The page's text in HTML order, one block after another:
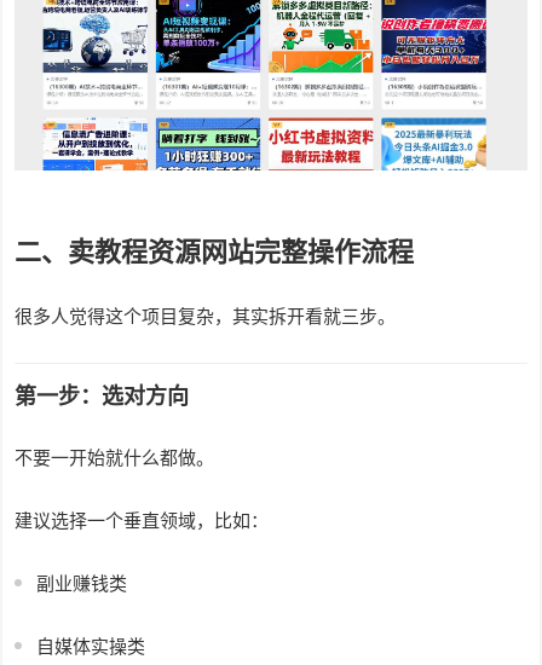
二、卖教程资源网站完整操作流程
很多人觉得这个项目复杂，其实拆开看就三步。
第一步：选对方向
不要一开始就什么都做。
建议选择一个垂直领域，比如：
副业赚钱类
自媒体实操类